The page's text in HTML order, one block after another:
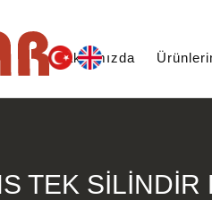
Hakkımızda
TEK